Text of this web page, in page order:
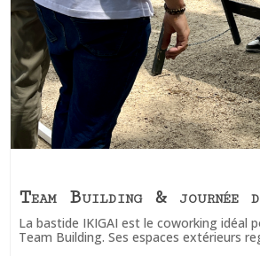
Team Building & journée
La bastide IKIGAI est le coworking idéal
Team Building. Ses espaces extérieurs